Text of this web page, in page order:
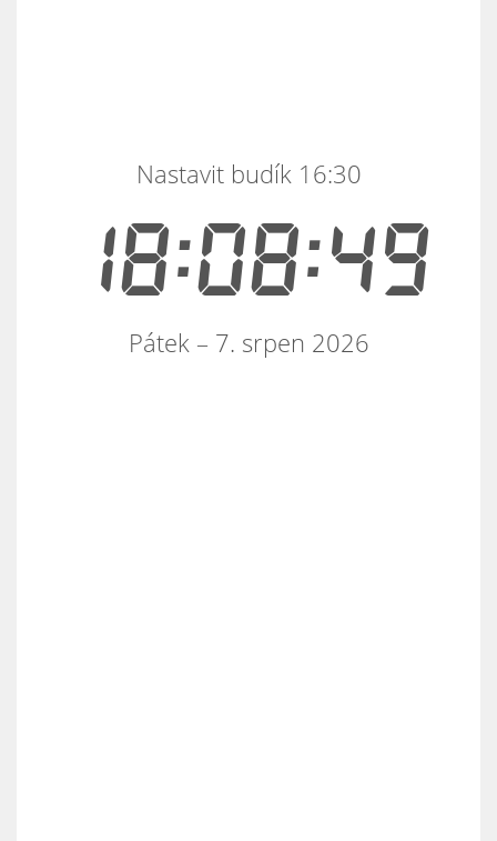
18:08:49
Nastavit budík 16:30
Pátek – 7. srpen 2026